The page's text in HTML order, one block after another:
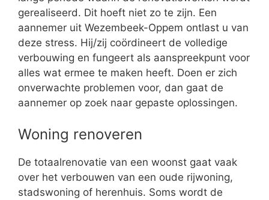
gerealiseerd. Dit hoeft niet zo te zijn. Een
aannemer uit Wezembeek-Oppem ontlast u van
deze stress. Hij/zij coördineert de volledige
verbouwing en fungeert als aanspreekpunt voor
alles wat ermee te maken heeft. Doen er zich
onverwachte problemen voor, dan gaat de
aannemer op zoek naar gepaste oplossingen.
Woning renoveren
De totaalrenovatie van een woonst gaat vaak
over het verbouwen van een oude rijwoning,
stadswoning of herenhuis. Soms wordt de